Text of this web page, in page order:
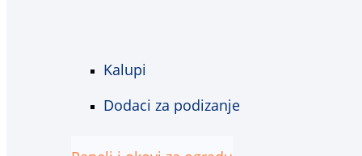
Kalupi
Dodaci za podizanje